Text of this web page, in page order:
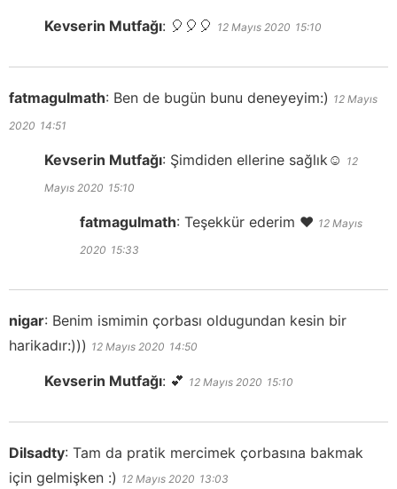
Kevserin Mutfağı: 🎈🎈🎈 12 Mayıs 2020 15:10
fatmagulmath: Ben de bugün bunu deneyeyim:) 12 Mayıs
2020 14:51
Kevserin Mutfağı: Şimdiden ellerine sağlık☺️ 12
Mayıs 2020 15:10
fatmagulmath: Teşekkür ederim ❤️ 12 Mayıs
2020 15:33
nigar: Benim ismimin çorbası oldugundan kesin bir
harikadır:))) 12 Mayıs 2020 14:50
Kevserin Mutfağı: 💕 12 Mayıs 2020 15:10
Dilsadty: Tam da pratik mercimek çorbasına bakmak
için gelmişken :) 12 Mayıs 2020 13:03